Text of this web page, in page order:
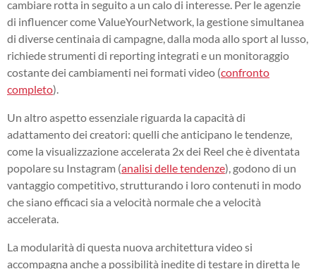
cambiare rotta in seguito a un calo di interesse. Per le agenzie
di influencer come ValueYourNetwork, la gestione simultanea
di diverse centinaia di campagne, dalla moda allo sport al lusso,
richiede strumenti di reporting integrati e un monitoraggio
costante dei cambiamenti nei formati video (confronto
completo).
Un altro aspetto essenziale riguarda la capacità di
adattamento dei creatori: quelli che anticipano le tendenze,
come la visualizzazione accelerata 2x dei Reel che è diventata
popolare su Instagram (analisi delle tendenze), godono di un
vantaggio competitivo, strutturando i loro contenuti in modo
che siano efficaci sia a velocità normale che a velocità
accelerata.
La modularità di questa nuova architettura video si
accompagna anche a possibilità inedite di testare in diretta le